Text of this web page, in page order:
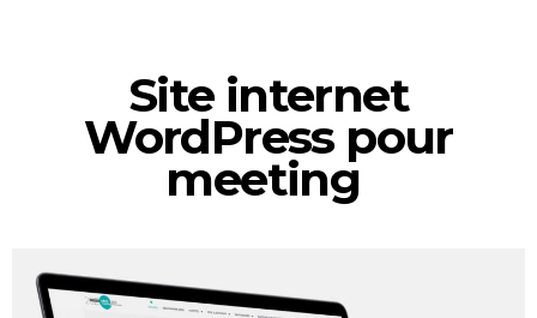
Site internet
WordPress pour
meeting